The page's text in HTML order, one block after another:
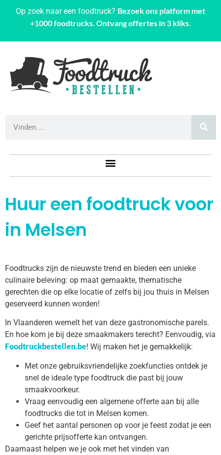
Op zoek naar een foodtruck? Bezoek ons platform met
+1000 foodtrucks. Ontvang offertes in 3 kliks.
Huur een foodtruck voor
in Melsen
Foodtrucks zijn de nieuwste trend en bieden een unieke
culinaire beleving: op maat gemaakte, thematische
gerechten die op elke locatie of zelfs bij jou thuis in Melsen
geserveerd kunnen worden!
In Vlaanderen wemelt het van deze gastronomische parels.
En hoe kom je bij deze smaakmakers terecht? Eenvoudig, via
Foodtruckbestellen.be! Wij maken het je gemakkelijk:
Met onze gebruiksvriendelijke zoekfuncties ontdek je
snel de ideale type foodtruck die past bij jouw
smaakvoorkeur.
Vraag eenvoudig een algemene offerte aan bij alle
foodtrucks die tot in Melsen komen.
Geef het aantal personen op voor je feest zodat je een
gerichte prijsofferte kan ontvangen.
Daarnaast helpen we je ook met het vinden van